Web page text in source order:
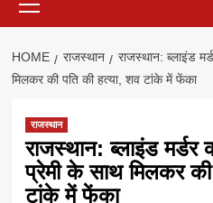
Menu
HOME राजस्थान
राजस्थान: ब्लाइंड
मिलकर की पति की हत्या, शव टांके में फेंका
राजस्थान
राजस्थान: ब्लाइंड मर्डर
प्रेमी के साथ मिलकर
टांके में फेंका